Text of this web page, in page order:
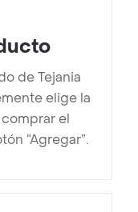
de Tejania
elige la
el
“Agregar”.